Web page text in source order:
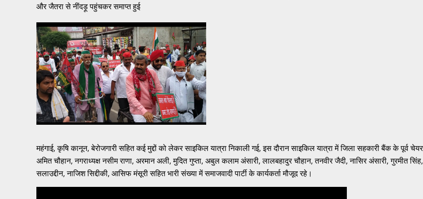
और जैतरा से नींदड़ू पहुंचकर समाप्त हुई
महंगाई, कृषि कानून, बेरोजगारी सहित कई मुद्दों को लेकर साइकिल यात्रा निकाली गई, इस दौरान साइकिल यात्रा में जिला सहकारी बैंक के पूर्व
अमित चौहान, नगराध्यक्ष नसीम राणा, अरमान अली, मुदित गुप्ता, अबुल कलाम अंसारी, लालबहादुर चौहान, तनवीर जैदी, नासिर अंसारी, गुरमीत सिंह,
सलाउद्दीन, नाजिश सिद्दीकी, आसिफ मंसूरी सहित भारी संख्या में समाजवादी पार्टी के कार्यकर्ता मौजूद रहे।